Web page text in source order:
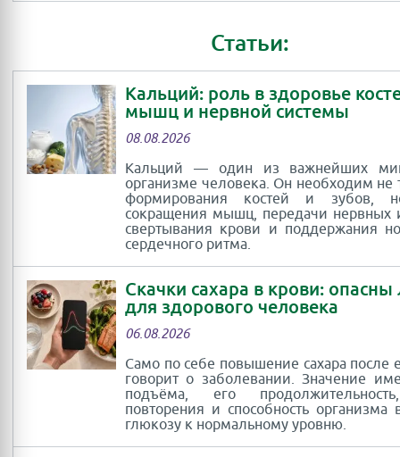
Статьи:
Кальций: роль в здоровье
мышц и нервной системы
08.08.2026
Кальций — один из важнейших
организме человека. Он необходим не
формирования костей и зубов,
сокращения мышц, передачи нервных
свертывания крови и поддержания
сердечного ритма.
Скачки сахара в крови: опасны
для здорового человека
06.08.2026
Само по себе повышение сахара после
говорит о заболевании. Значение
подъёма, его
повторения и способность организма
глюкозу к нормальному уровню.